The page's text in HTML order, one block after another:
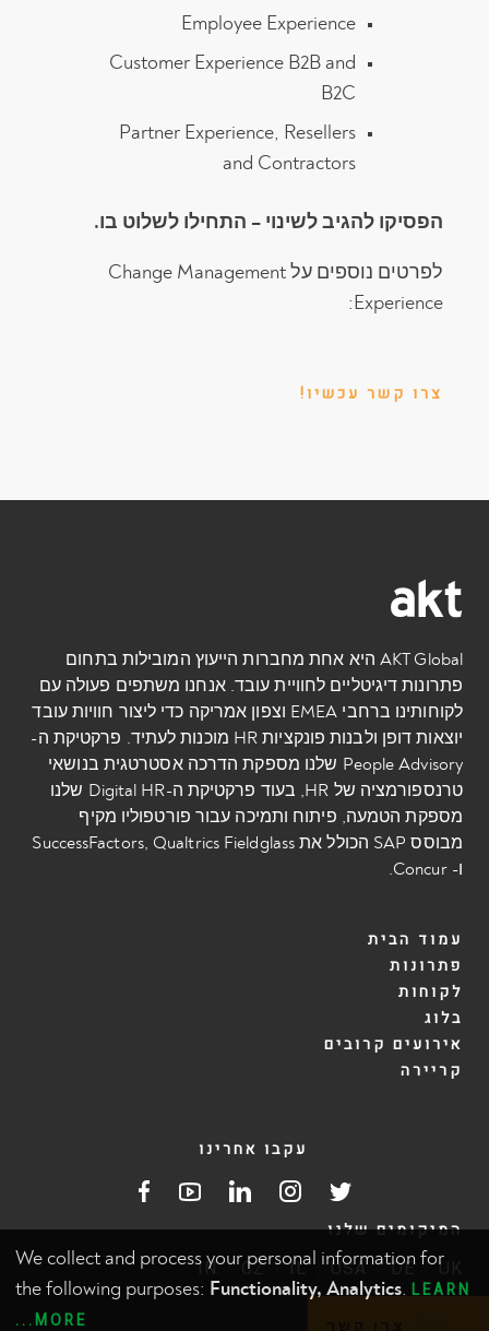
Employee Experience
Customer Experience B2B and
B2C
Partner Experience, Resellers
and Contractors
הפסיקו להגיב לשינוי – התחילו לשלוט בו.
לפרטים נוספים על Change Management
Experience:
צרו קשר עכשיו!
AKT Global היא אחת מחברות הייעוץ המובילות בתחום
פתרונות דיגיטליים לחוויית עובד. אנחנו משתפים פעולה עם
לקוחותינו ברחבי EMEA וצפון אמריקה כדי ליצור חוויות עובד
יוצאות דופן ולבנות פונקציות HR מוכנות לעתיד. פרקטיקת ה-
People Advisory שלנו מספקת הדרכה אסטרטגית בנושאי
טרנספורמציה של HR, בעוד פרקטיקת ה-Digital HR שלנו
מספקת הטמעה, פיתוח ותמיכה עבור פורטפוליו מקיף
מבוסס SAP הכולל את SuccessFactors, Qualtrics Fieldglass
ו- Concur.
עמוד הבית
פתרונות
לקוחות
בלוג
אירועים קרובים
קריירה
עקבו אחרינו
המיקומים שלנו
UK
DE
USA
IL
CZ
IN
We collect and process your personal information for
the following purposes: Functionality, Analytics LEARN
MORE...